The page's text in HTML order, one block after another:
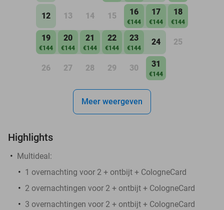
12 13 14 15 16
€144
17
€144
18
€144
19
€144
20
€144
21
€144
22
€144
23
€144
24 25
26 27 28 29 30 31
€144
Meer weergeven
Highlights
Multideal:
1 overnachting voor 2 + ontbijt + CologneCard
2 overnachtingen voor 2 + ontbijt + CologneCard
3 overnachtingen voor 2 + ontbijt + CologneCard